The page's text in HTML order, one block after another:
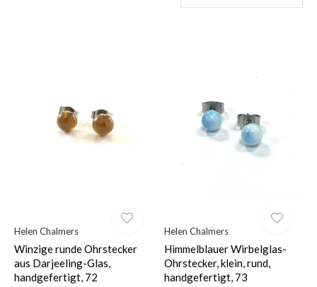
Helen Chalmers
Winzige runde Ohrstecker
aus Darjeeling-Glas,
handgefertigt, 72
Helen Chalmers
Himmelblauer Wirbelglas-
Ohrstecker, klein, rund,
handgefertigt, 73